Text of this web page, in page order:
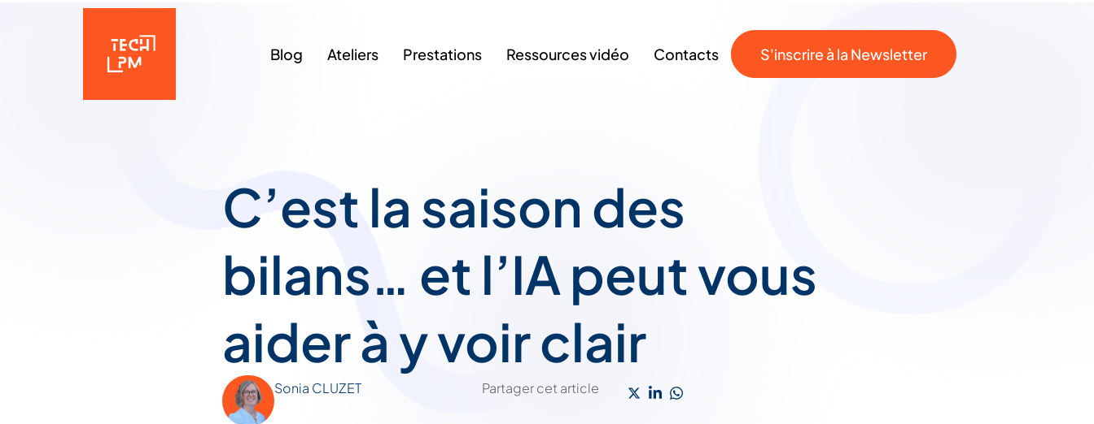
Blog Ateliers Prestations Ressources vidéo Contacts S'inscrire à la Newsletter
C’est la saison des
bilans… et l’IA peut vous
aider à y voir clair
Sonia CLUZET Partager cet article